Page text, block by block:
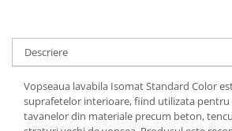
Descriere
Vopseaua lavabila Isomat Standard Color
suprafetelor interioare, fiind utilizata
tavanelor din materiale precum beton,